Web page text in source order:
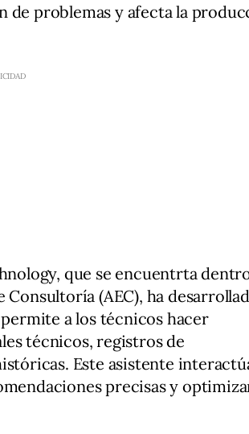
de problemas y afecta la
que se encuentrta
Consultoría (AEC), ha
a los técnicos hacer
técnicos, registros de
Este asistente
precisas y